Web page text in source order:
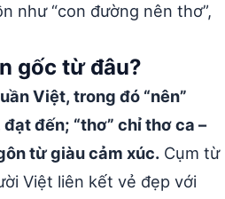
như “con đường nên thơ”,
gốc từ đâu?
Việt, trong đó “nên”
đến; “thơ” chỉ thơ ca –
từ giàu cảm xúc. Cụm từ
Việt liên kết vẻ đẹp với